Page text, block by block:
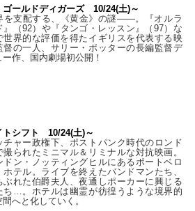
ゴールドディガーズ 10/24(土)～
を支配する、《黄金》の謎――。『オルラ
』（92）や『タンゴ・レッスン』（97）な
世界的な評価を得たイギリスを代表する映
督の一人、サリー・ポッターの長編監督デ
ー作、国内劇場初公開！
トシフト 10/24(土)～
チャー政権下、ポストパンク時代のロンド
撮られたミニマル＆リミナルな対抗映画。
ドン・ノッティングヒルにあるポートベロ
ホテル。ライブを終えたバンドマンたち、
ぶれた伯爵夫人、夜通しポーカーに興じる
ち…。ホテルは幽霊が彷徨うような境界的
間へと化していく。